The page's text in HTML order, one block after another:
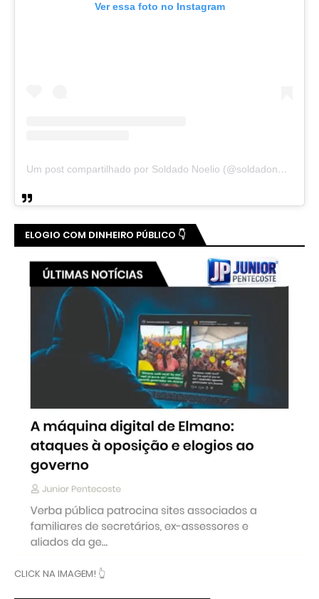
Ver essa foto no Instagram
Um post compartilhado por Soldado Noelio (@soldadonoelio)
ELOGIO COM DINHEIRO PÚBLICO 👇
CLICK NA IMAGEM! 👆